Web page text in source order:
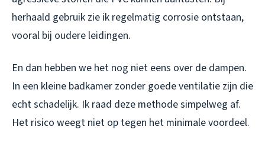
herhaald gebruik zie ik regelmatig corrosie ontstaan,
vooral bij oudere leidingen.
En dan hebben we het nog niet eens over de dampen.
In een kleine badkamer zonder goede ventilatie zijn die
echt schadelijk. Ik raad deze methode simpelweg af.
Het risico weegt niet op tegen het minimale voordeel.